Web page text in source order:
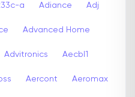
a Adiance Adj
Advanced Home
Advitronics Aecbl1
Aercont Aeromax